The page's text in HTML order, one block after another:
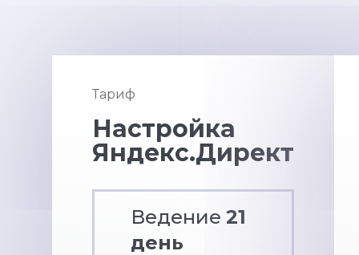
Тариф
Настройка
Яндекс.Директ
Ведение 21
день